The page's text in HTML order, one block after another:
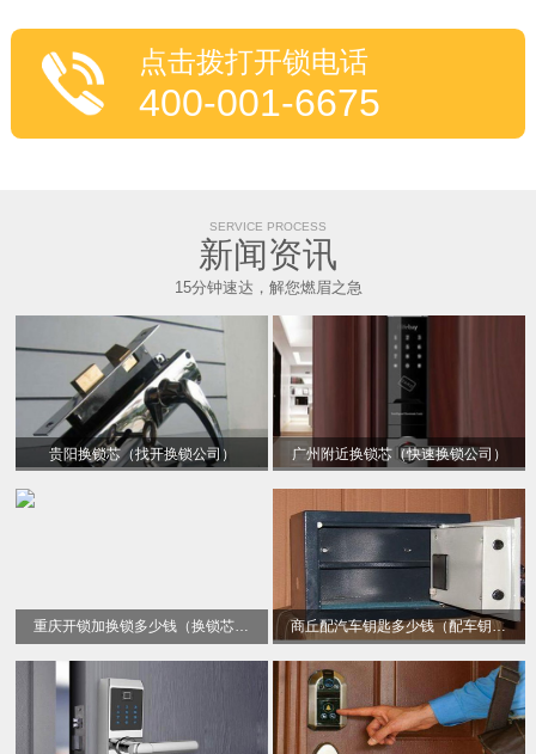
点击拨打开锁电话
400-001-6675
SERVICE PROCESS
新闻资讯
15分钟速达，解您燃眉之急
贵阳换锁芯（找开换锁公司） 广州附近换锁芯（快速换锁公司）
商丘配汽车钥匙多少钱（配车钥匙）